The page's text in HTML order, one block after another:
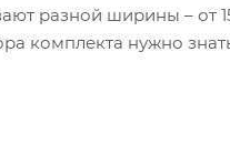
разной ширины – от
комплекта нужно